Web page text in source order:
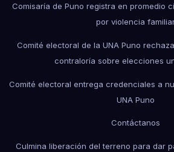
Comisaría de Puno registra en promedio
por violencia
Comité electoral de la UNA Puno
contraloría sobre elecciones
Comité electoral entrega credenciales a
UNA Puno
Contáctanos
Culmina liberación del terreno para dar